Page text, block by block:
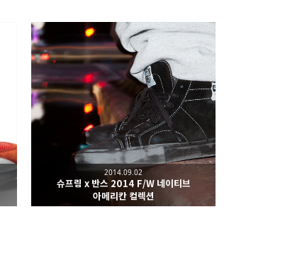
카카오스토리
슈프림 x 반스 2014 F/W 네이티브
아메리칸 컬렉션
2014.09.02